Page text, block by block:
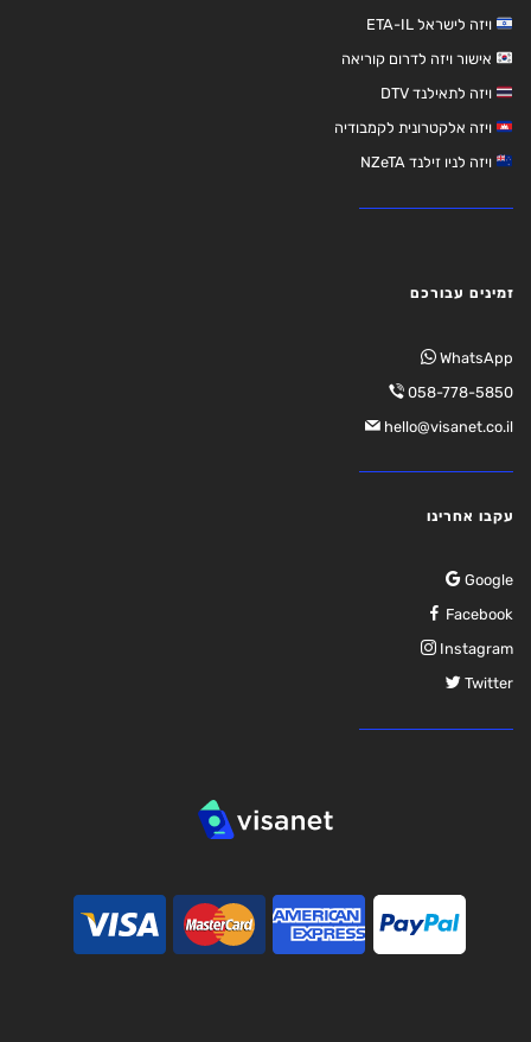
ויזה לישראל ETA-IL
אישור ויזה לדרום קוריאה
ויזה לתאילנד DTV
ויזה אלקטרונית לקמבודיה
ויזה לניו זילנד NZeTA
זמינים עבורכם
WhatsApp
058-778-5850
hello@visanet.co.il
עקבו אחרינו
Google
Facebook
Instagram
Twitter